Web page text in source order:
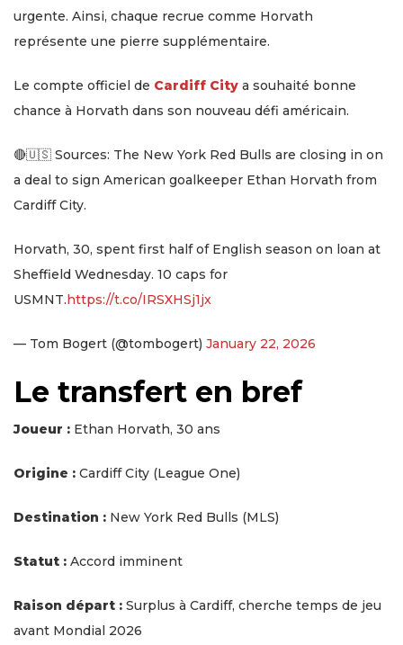
urgente. Ainsi, chaque recrue comme Horvath
représente une pierre supplémentaire.
Le compte officiel de Cardiff City a souhaité bonne
chance à Horvath dans son nouveau défi américain.
🔴🇺🇸 Sources: The New York Red Bulls are closing in on
a deal to sign American goalkeeper Ethan Horvath from
Cardiff City.
Horvath, 30, spent first half of English season on loan at
Sheffield Wednesday. 10 caps for
USMNT.https://t.co/IRSXHSj1jx
— Tom Bogert (@tombogert) January 22, 2026
Le transfert en bref
Joueur : Ethan Horvath, 30 ans
Origine : Cardiff City (League One)
Destination : New York Red Bulls (MLS)
Statut : Accord imminent
Raison départ : Surplus à Cardiff, cherche temps de jeu
avant Mondial 2026